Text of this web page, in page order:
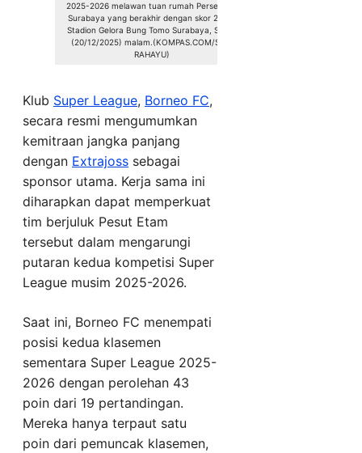
2025-2026 melawan tuan rumah Persebaya
Surabaya yang berakhir dengan skor 2-2 di
Stadion Gelora Bung Tomo Surabaya, Sabtu
(20/12/2025) malam.(KOMPAS.COM/SUCI
RAHAYU)
Klub Super League, Borneo FC,
secara resmi mengumumkan
kemitraan jangka panjang
dengan Extrajoss sebagai
sponsor utama. Kerja sama ini
diharapkan dapat memperkuat
tim berjuluk Pesut Etam
tersebut dalam mengarungi
putaran kedua kompetisi Super
League musim 2025-2026.
Saat ini, Borneo FC menempati
posisi kedua klasemen
sementara Super League 2025-
2026 dengan perolehan 43
poin dari 19 pertandingan.
Mereka hanya terpaut satu
poin dari pemuncak klasemen,